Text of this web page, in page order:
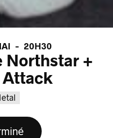
- 20H30
Northstar +
Attack